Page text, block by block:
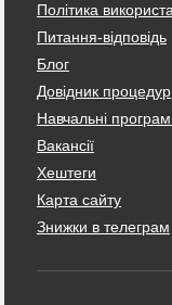
Політика
Питання-відповідь
Блог
Довідник процедур
Навчальні
Вакансії
Хештеги
Карта сайту
Знижки в телеграм